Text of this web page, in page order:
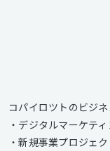
コパイロツトのビジ
・デジタルマーケテ
・新規事業プロジェ